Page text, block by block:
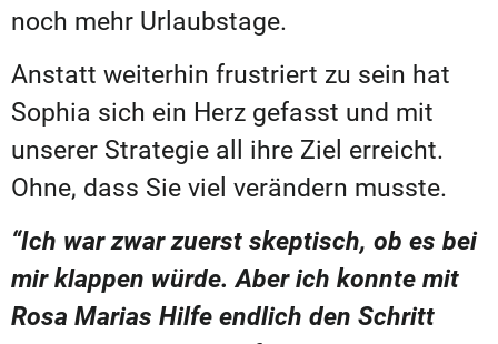
noch mehr Urlaubstage.
Anstatt weiterhin frustriert zu sein hat
Sophia sich ein Herz gefasst und mit
unserer Strategie all ihre Ziel erreicht.
Ohne, dass Sie viel verändern musste.
“Ich war zwar zuerst skeptisch, ob es bei
mir klappen würde. Aber ich konnte mit
Rosa Marias Hilfe endlich den Schritt